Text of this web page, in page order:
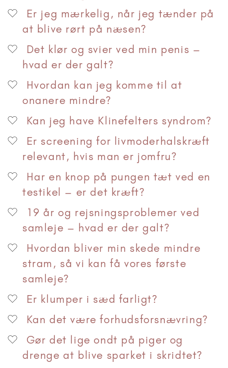
Er jeg mærkelig, når jeg tænder på
at blive rørt på næsen?
Det klør og svier ved min penis –
hvad er der galt?
Hvordan kan jeg komme til at
onanere mindre?
Kan jeg have Klinefelters syndrom?
Er screening for livmoderhalskræft
relevant, hvis man er jomfru?
Har en knop på pungen tæt ved en
testikel – er det kræft?
19 år og rejsningsproblemer ved
samleje – hvad er der galt?
Hvordan bliver min skede mindre
stram, så vi kan få vores første
samleje?
Er klumper i sæd farligt?
Kan det være forhudsforsnævring?
Gør det lige ondt på piger og
drenge at blive sparket i skridtet?